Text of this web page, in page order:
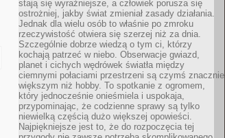
stają się wyraźniejsze, a człowiek porusza się
ostrożniej, jakby świat zmieniał zasady działania.
Jednak dla wielu osób to właśnie po zmroku
rzeczywistość otwiera się szerzej niż za dnia.
Szczególnie dobrze wiedzą o tym ci, którzy
kochają patrzeć w niebo. Obserwacje gwiazd,
planet i cichych wędrówek światła między
ciemnymi połaciami przestrzeni są czymś znacznie
większym niż hobby. To spotkanie z ogromem,
który jednocześnie onieśmiela i uspokaja,
przypominając, że codzienne sprawy są tylko
niewielką częścią dużo większej opowieści.
Najpiękniejsze jest to, że do rozpoczęcia tej